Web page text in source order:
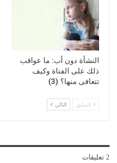
النشأة دون أب: ما عواقب
ذلك على الفتاة وكيف
تتعافى منها؟ (3)
السابق التالي
2 تعليقات